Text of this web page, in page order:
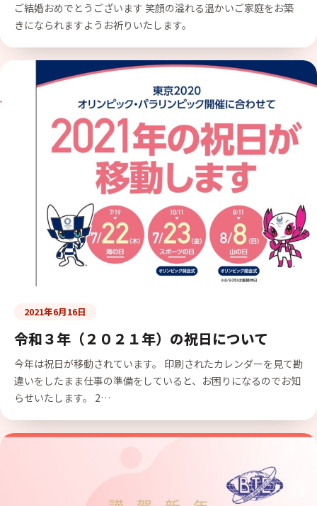
ご結婚おめでとうございます 笑顔の溢れる温かいご家庭をお築
きになられますようお祈りいたします。
2021年6月16日
令和３年（２０２１年）の祝日について
今年は祝日が移動されています。 印刷されたカレンダーを見て勘
違いをしたまま仕事の準備をしていると、お困りになるのでお知
らせいたします。 2…